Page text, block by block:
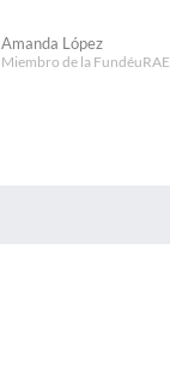
Amanda López
Miembro de la FundéuRAE